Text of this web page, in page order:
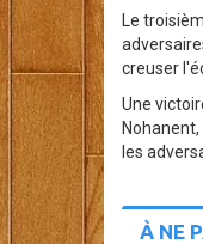
Le
creuser
Une
les
À NE